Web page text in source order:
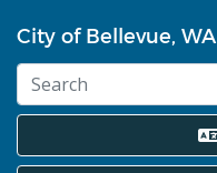
contenido
principal
City of Bellevue, WA